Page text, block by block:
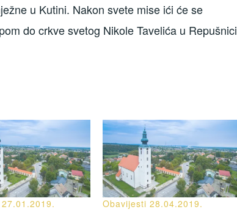
u Kutini. Nakon svete mise ići će se
do crkve svetog Nikole Tavelića u Repušnici
Obavijesti 28.04.2019.